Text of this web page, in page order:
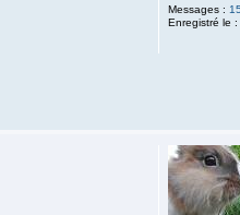
Messages : 15
Enregistré le :